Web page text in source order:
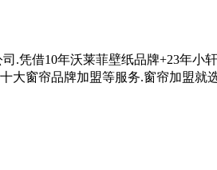
.凭借10年沃莱菲壁纸品牌+23年
大窗帘品牌加盟等服务.窗帘加盟就